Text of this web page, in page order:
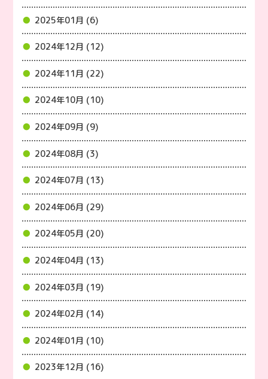
2025年01月 (6)
2024年12月 (12)
2024年11月 (22)
2024年10月 (10)
2024年09月 (9)
2024年08月 (3)
2024年07月 (13)
2024年06月 (29)
2024年05月 (20)
2024年04月 (13)
2024年03月 (19)
2024年02月 (14)
2024年01月 (10)
2023年12月 (16)